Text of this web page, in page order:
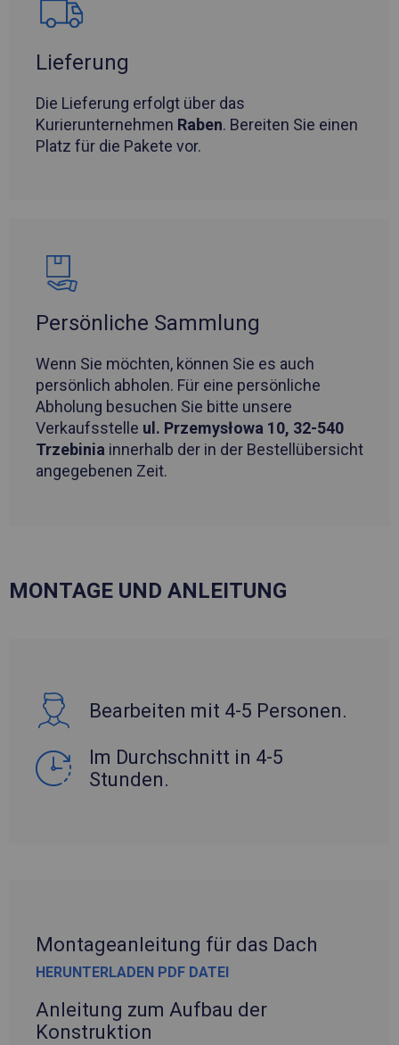
Lieferung
Die Lieferung erfolgt über das
Kurierunternehmen Raben. Bereiten Sie einen
Platz für die Pakete vor.
Persönliche Sammlung
Wenn Sie möchten, können Sie es auch
persönlich abholen. Für eine persönliche
Abholung besuchen Sie bitte unsere
Verkaufsstelle ul. Przemysłowa 10, 32-540
Trzebinia innerhalb der in der Bestellübersicht
angegebenen Zeit.
MONTAGE UND ANLEITUNG
Bearbeiten mit 4-5 Personen.
Im Durchschnitt in 4-5
Stunden.
Montageanleitung für das Dach
HERUNTERLADEN PDF DATEI
Anleitung zum Aufbau der
Konstruktion